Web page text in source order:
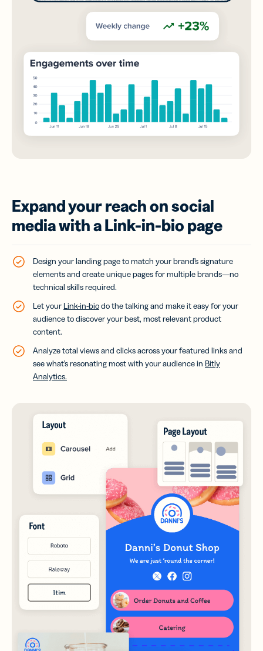
Expand your reach on social
media with a Link-in-bio page
Design your landing page to match your brand’s signature
elements and create unique pages for multiple brands—no
technical skills required.
Let your Link-in-biodo the talking and make it easy for your
audience to discover your best, most relevant product
content.
Analyze total views and clicks across your featured links and
see what’s resonating most with your audience in Bitly
Analytics.